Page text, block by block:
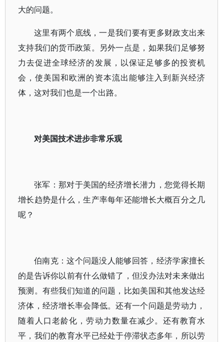
大的问题。
这里有两个底线，一是我们要有更多财政支出来
支持我们的货币政策。另外一点是，如果我们足够努
力去促进全球经济的发展，以保证足够多的投资机
会，使美国和欧洲的资本流出能够注入到新兴经济
体，这对我们也是一个出路。
对美国技术进步非常乐观
张军：那对于美国的经济增长潜力，您觉得长期
增长趋势是什么，生产率每年还能增长大概百分之几
呢？
伯南克：这个问题没人能够回答，经济学家擅长
的是告诉你以前有什么做错了，但没办法对未来做出
预测。有些我们知道的问题，比如美国和其他发达经
济体，经济增长率会降低。还有一个问题是劳动力，
随着人口老龄化，劳动力数量在减少。还有教育水
平，我们的教育水平已经处于停滞状态多年，所以劳